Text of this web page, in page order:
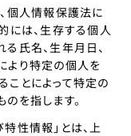
個人情報保護法に
には、生存する個人
氏名、生年月日、
より特定の個人を
ことによって特定の
を指します。
性情報」とは、上